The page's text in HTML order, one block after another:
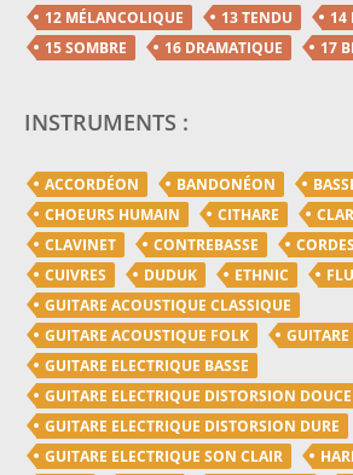
12 MÉLANCOLIQUE 13 TENDU
14
15 SOMBRE
16 DRAMATIQUE 17
INSTRUMENTS :
ACCORDÉON BANDONÉON
CHOEURS HUMAIN
CITHARE
CLAVINET
CONTREBASSE CORDES
CUIVRES
DUDUK ETHNIC
GUITARE ACOUSTIQUE CLASSIQUE
GUITARE ACOUSTIQUE FOLK
GUITARE
GUITARE ELECTRIQUE BASSE
GUITARE ELECTRIQUE DISTORSION DOUCE
GUITARE ELECTRIQUE DISTORSION DURE
GUITARE ELECTRIQUE SON CLAIR